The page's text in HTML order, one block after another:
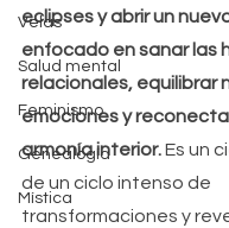
Velas
Salud mental
Feminismo
Genealogía
Mística
eclipses y abrir un
enfocado en sanar las
relacionales, equilibrar
emociones y
armonía interior. Es un
de un ciclo intenso de
transformaciones y